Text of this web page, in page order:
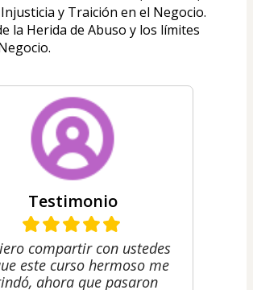
y Traición en el Negocio.
la Herida de Abuso y los límites
Testimonio
compartir con ustedes
este curso hermoso me
ahora que pasaron